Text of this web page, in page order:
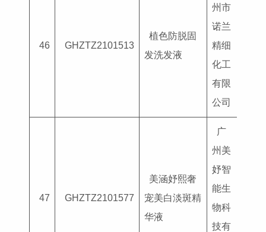
46 GHZTZ2101513
植色防脱固
发洗发液
州市
诺兰
精细
化工
有限
公司
47 GHZTZ2101577
美涵妤熙奢
宠美白淡斑精
华液
广
州美
妤智
能生
物科
技有